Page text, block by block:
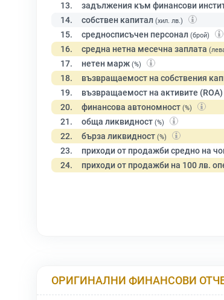
13. задължения към финансови
14. собствен капитал (хил. лв.)
15. средносписъчен персонал (брой)
16. средна нетна месечна заплата
17. нетен марж (%)
18. възвращаемост на собствения
19. възвращаемост на активите (ROA)
20. финансова автономност (%)
21. обща ликвидност (%)
22. бърза ликвидност (%)
23. приходи от продажби средно на
24. приходи от продажби на 100 лв.
ОРИГИНАЛНИ ФИНАНСОВИ